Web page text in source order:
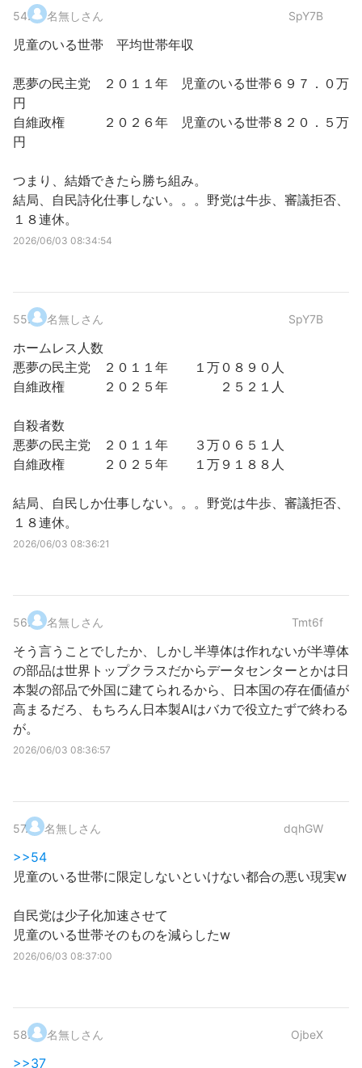
54. 名無しさん SpY7B
児童のいる世帯 平均世帯年収
悪夢の民主党 ２０１１年 児童のいる世帯６９７．０万
円
自維政権 ２０２６年 児童のいる世帯８２０．５万
円
つまり、結婚できたら勝ち組み。
結局、自民詩化仕事しない。。。野党は牛歩、審議拒否、
１８連休。
2026/06/03 08:34:54
55. 名無しさん SpY7B
ホームレス人数
悪夢の民主党 ２０１１年 １万０８９０人
自維政権 ２０２５年 ２５２１人
自殺者数
悪夢の民主党 ２０１１年 ３万０６５１人
自維政権 ２０２５年 １万９１８８人
結局、自民しか仕事しない。。。野党は牛歩、審議拒否、
１８連休。
2026/06/03 08:36:21
56. 名無しさん Tmt6f
そう言うことでしたか、しかし半導体は作れないが半導体
の部品は世界トップクラスだからデータセンターとかは日
本製の部品で外国に建てられるから、日本国の存在価値が
高まるだろ、もちろん日本製AIはバカで役立たずで終わる
が。
2026/06/03 08:36:57
57. 名無しさん dqhGW
>>54
児童のいる世帯に限定しないといけない都合の悪い現実w
自民党は少子化加速させて
児童のいる世帯そのものを減らしたw
2026/06/03 08:37:00
58. 名無しさん OjbeX
>>37